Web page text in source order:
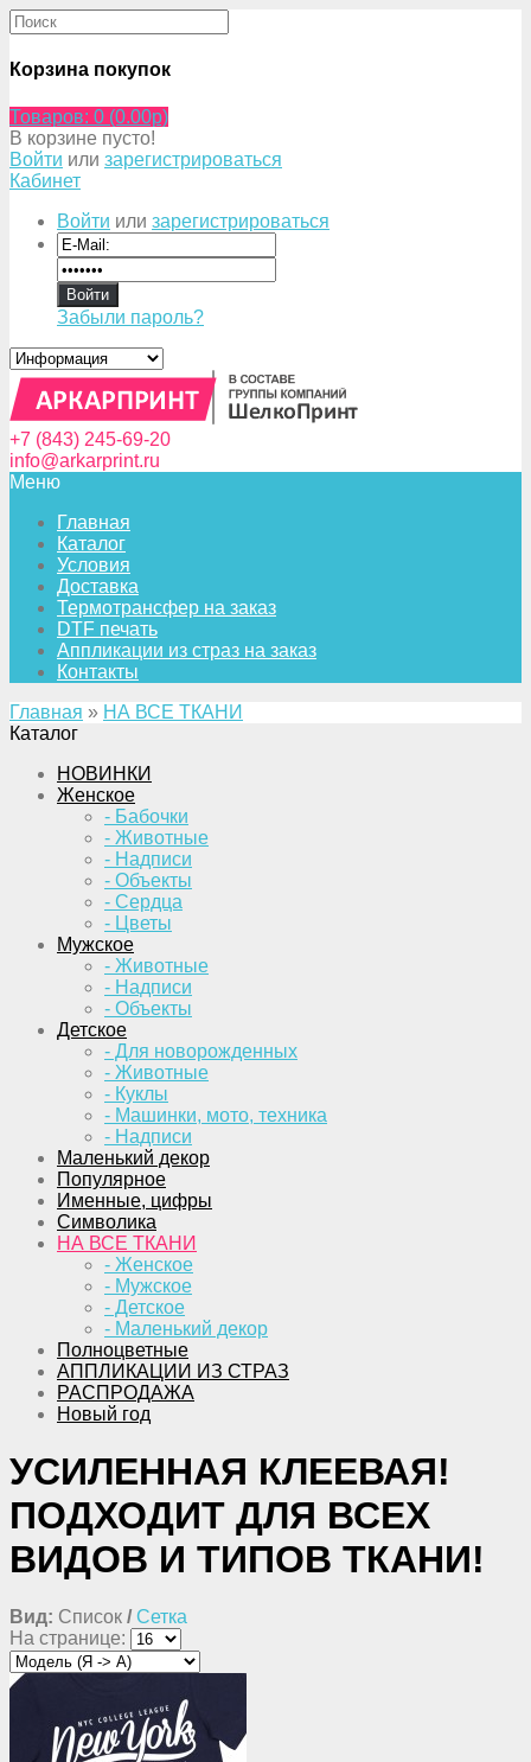
Корзина покупок
Товаров: 0 (0.00p)
В корзине пусто!
Войти или зарегистрироваться
Кабинет
Войти или зарегистрироваться
Забыли пароль?
+7 (843) 245-69-20
info@arkarprint.ru
Меню
Главная
Каталог
Условия
Доставка
Термотрансфер на заказ
DTF печать
Аппликации из страз на заказ
Контакты
Главная » НА ВСЕ ТКАНИ
Каталог
НОВИНКИ
Женское
- Бабочки
- Животные
- Надписи
- Объекты
- Сердца
- Цветы
Мужское
- Животные
- Надписи
- Объекты
Детское
- Для новорожденных
- Животные
- Куклы
- Машинки, мото, техника
- Надписи
Маленький декор
Популярное
Именные, цифры
Символика
НА ВСЕ ТКАНИ
- Женское
- Мужское
- Детское
- Маленький декор
Полноцветные
АППЛИКАЦИИ ИЗ СТРАЗ
РАСПРОДАЖА
Новый год
УСИЛЕННАЯ КЛЕЕВАЯ!
ПОДХОДИТ ДЛЯ ВСЕХ
ВИДОВ И ТИПОВ ТКАНИ!
Вид: Список / Сетка
На странице: